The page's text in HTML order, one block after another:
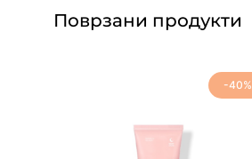
Поврзани продукти
-40%